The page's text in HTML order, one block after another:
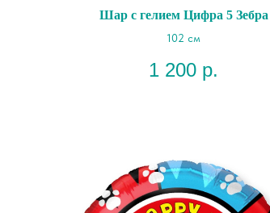
Шар с гелием Цифра 5 Зебра
102 см
1 200 р.